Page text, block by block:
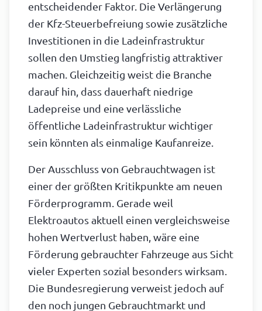
entscheidender Faktor. Die Verlängerung
der Kfz-Steuerbefreiung sowie zusätzliche
Investitionen in die Ladeinfrastruktur
sollen den Umstieg langfristig attraktiver
machen. Gleichzeitig weist die Branche
darauf hin, dass dauerhaft niedrige
Ladepreise und eine verlässliche
öffentliche Ladeinfrastruktur wichtiger
sein könnten als einmalige Kaufanreize.
Der Ausschluss von Gebrauchtwagen ist
einer der größten Kritikpunkte am neuen
Förderprogramm. Gerade weil
Elektroautos aktuell einen vergleichsweise
hohen Wertverlust haben, wäre eine
Förderung gebrauchter Fahrzeuge aus Sicht
vieler Experten sozial besonders wirksam.
Die Bundesregierung verweist jedoch auf
den noch jungen Gebrauchtmarkt und